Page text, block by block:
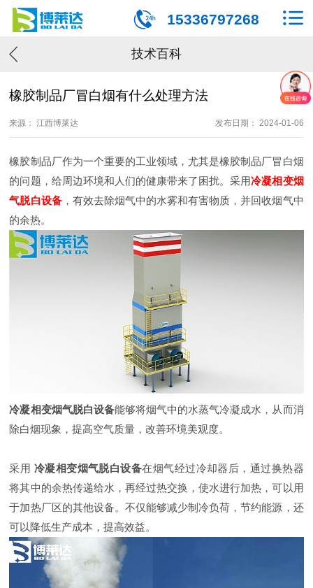
15336797268
技术百科
橡胶制品厂冒白烟有什么处理方法
来源： 江西博莱达 发布日期： 2024-01-06
橡胶制品厂作为一个重要的工业领域，尤其是橡胶制品厂冒白烟
的问题，给周边环境和人们的健康带来了困扰。采用冷凝相变烟
气脱白设备，有效去除烟气中的水雾和有害物质，并回收烟气中
的余热。
冷凝相变烟气脱白设备能够将烟气中的水蒸气冷凝成水，从而消
除白烟现象，提高空气质量，改善环境美观度。
采用 冷凝相变烟气脱白设备在烟气经过冷却器后，通过换热器
将其中的余热传递给水，再经过热交换，使水进行加热，可以用
于加热厂区的其他设备。不仅能够减少制冷负荷，节约能源，还
可以降低生产成本，提高效益。